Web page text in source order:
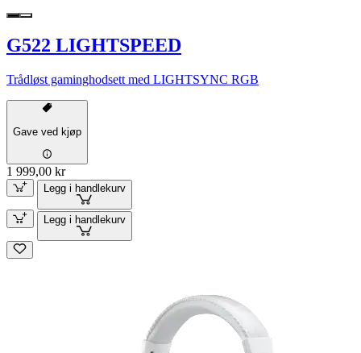
G522 LIGHTSPEED
Trådløst gaminghodsett med LIGHTSYNC RGB
Gave ved kjøp
1 999,00 kr
Legg i handlekurv
Legg i handlekurv